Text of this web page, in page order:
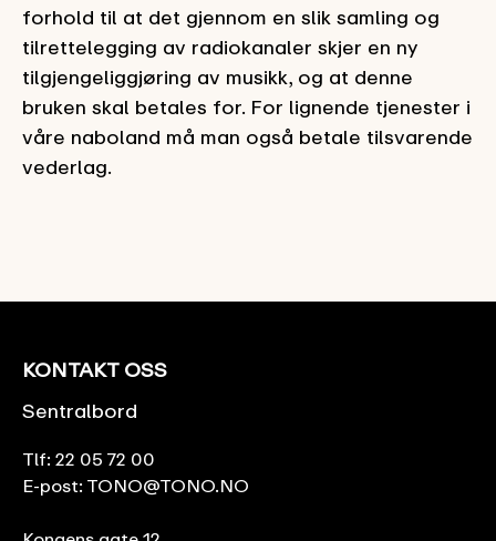
forhold til at det gjennom en slik samling og
tilrettelegging av radiokanaler skjer en ny
tilgjengeliggjøring av musikk, og at denne
bruken skal betales for. For lignende tjenester i
våre naboland må man også betale tilsvarende
vederlag.
KONTAKT OSS
Sentralbord
Tlf: 22 05 72 00
E-post: TONO@TONO.NO